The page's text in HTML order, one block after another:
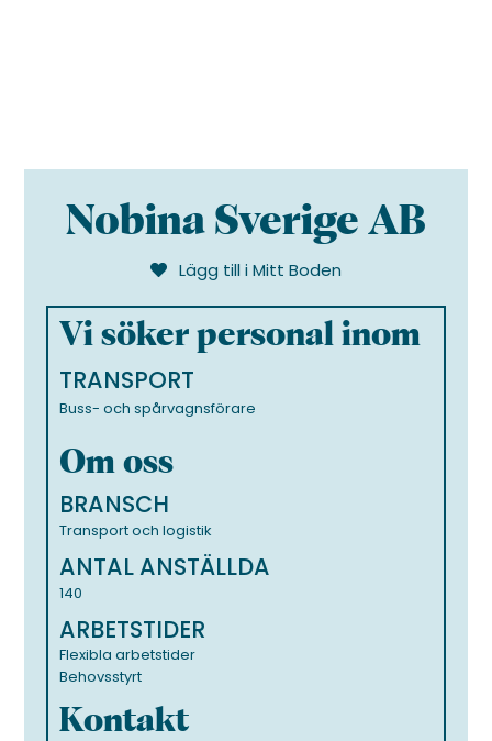
Nobina Sverige AB
Lägg till i Mitt Boden
Vi söker personal inom
TRANSPORT
Buss- och spårvagnsförare
Om oss
BRANSCH
Transport och logistik
ANTAL ANSTÄLLDA
140
ARBETSTIDER
Flexibla arbetstider
Behovsstyrt
Kontakt